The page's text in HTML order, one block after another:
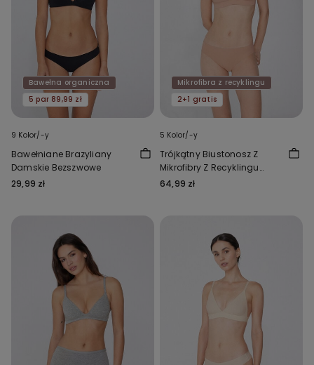
Bawełna organiczna
5 par 89,99 zł
9 Kolor/-y
Bawełniane Brazyliany
Damskie Bezszwowe
29,99 zł
Mikrofibra z recyklingu
2+1 gratis
5 Kolor/-y
Trójkątny Biustonosz Z
Mikrofibry Z Recyklingu
Lisbon
64,99 zł